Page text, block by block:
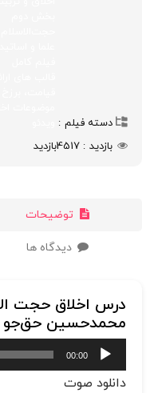
دسته فیلم
بازدید
4517بازدید
توضیحات
دیدگاه ها
درس اخلاق حجت
محمدحسین حق‌جو |
پخش‌کننده
صوت
00:00
دانلود صوت